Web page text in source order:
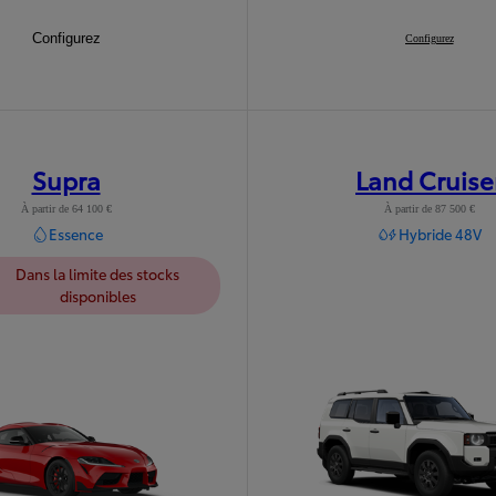
Nouveau RAV4 Hybride Rechargeable
Configurez Nouveau RAV4
Configurez
Supra
À partir de 64 100 €
Essence
Dans la limite des stocks
disponibles
Land
À partir de 87 500 €
Hybride 48V